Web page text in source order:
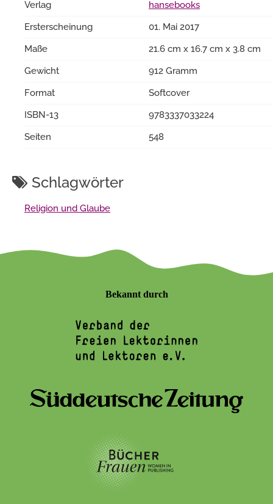
Verlag
hansebooks
Ersterscheinung
01. Mai 2017
Maße
21.6 cm x 16.7 cm x 3.8 cm
Gewicht
912 Gramm
Format
Softcover
ISBN-13
9783337033224
Seiten
548
Schlagwörter
Religion und Glaube
Bekannt durch